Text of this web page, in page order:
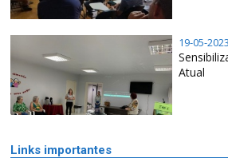
19-05-2023
Atual
Links importantes